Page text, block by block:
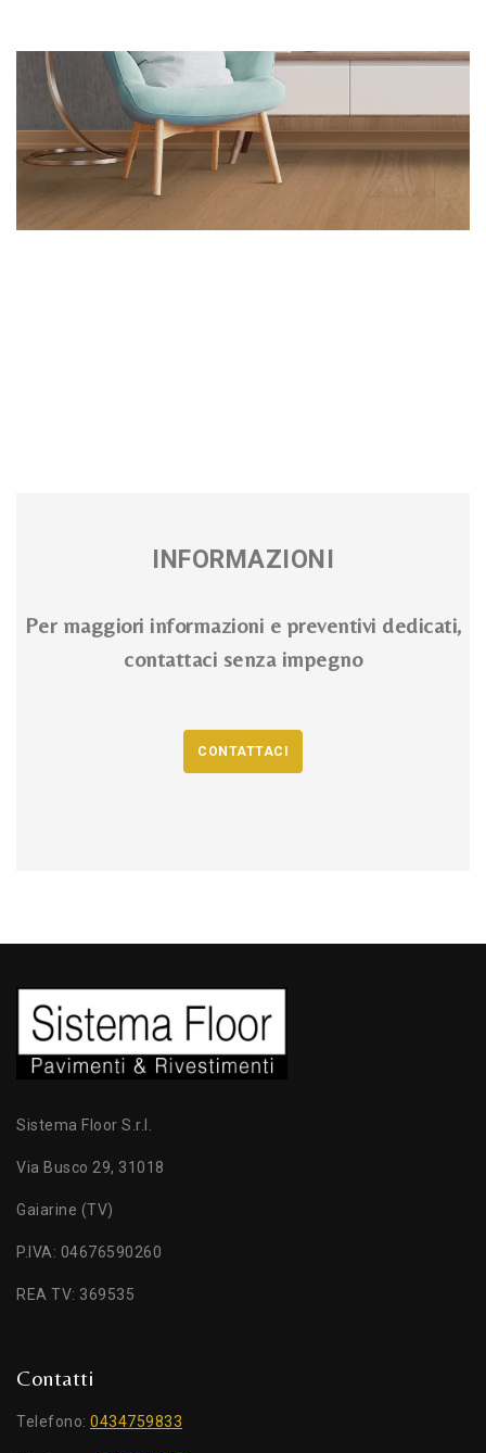
INFORMAZIONI
Per maggiori informazioni e preventivi dedicati,
contattaci senza impegno
CONTATTACI
Sistema Floor S.r.l.
Via Busco 29, 31018
Gaiarine (TV)
P.IVA: 04676590260
REA TV: 369535
Contatti
Telefono: 0434759833